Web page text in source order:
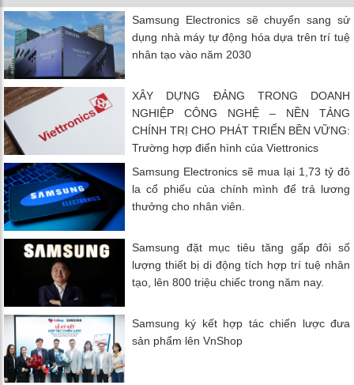
Samsung Electronics sẽ chuyển sang sử
dụng nhà máy tự động hóa dựa trên trí tuệ
nhân tạo vào năm 2030
XÂY DỰNG ĐẢNG TRONG DOANH
NGHIỆP CÔNG NGHỆ – NỀN TẢNG
CHÍNH TRỊ CHO PHÁT TRIỂN BỀN VỮNG:
Trường hợp điển hình của Viettronics
Samsung Electronics sẽ mua lại 1,73 tỷ đô
la cổ phiếu của chính mình để trả lương
thưởng cho nhân viên.
Samsung đặt mục tiêu tăng gấp đôi số
lượng thiết bị di động tích hợp trí tuệ nhân
tạo, lên 800 triệu chiếc trong năm nay.
Samsung ký kết hợp tác chiến lược đưa
sản phẩm lên VnShop